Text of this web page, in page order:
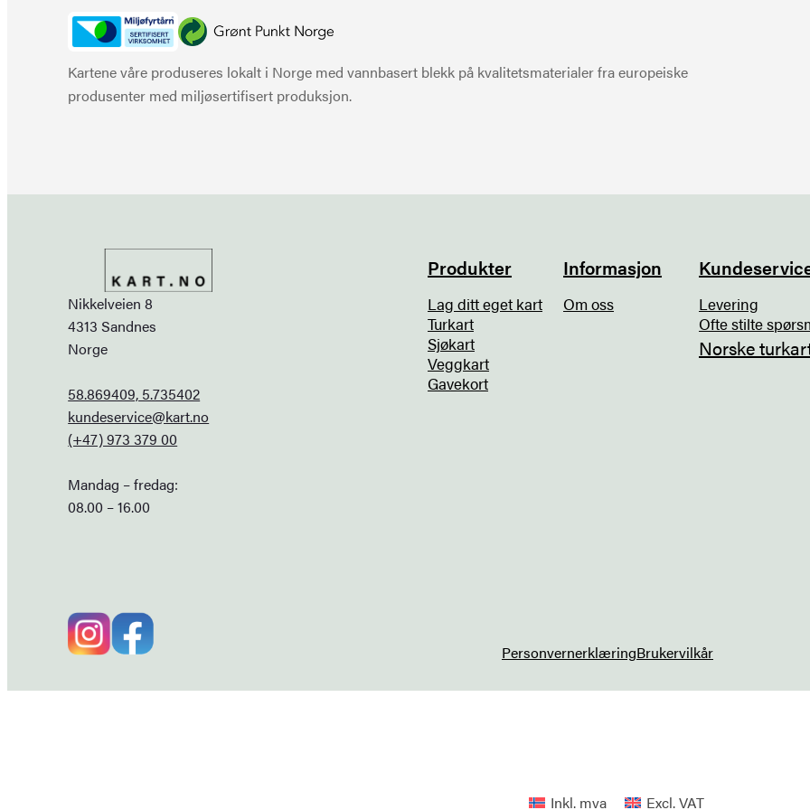
Kartene våre produseres lokalt i Norge med vannbasert blekk på kvalitetsmaterialer fra europeiske
produsenter med miljøsertifisert produksjon.
Nikkelveien 8
4313 Sandnes
Norge
58.869409, 5.735402
kundeservice@kart.no
(+47) 973 379 00
Mandag – fredag:
08.00 – 16.00
Produkter
Lag ditt eget kart
Turkart
Sjøkart
Veggkart
Gavekort
Informasjon
Om oss
Levering
Ofte stilte
Norske
PersonvernerklæringBrukervilkår
Inkl. mva Excl. VAT